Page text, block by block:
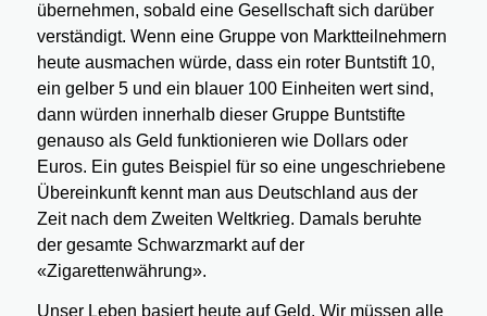
übernehmen, sobald eine Gesellschaft sich darüber
verständigt. Wenn eine Gruppe von Marktteilnehmern
heute ausmachen würde, dass ein roter Buntstift 10,
ein gelber 5 und ein blauer 100 Einheiten wert sind,
dann würden innerhalb dieser Gruppe Buntstifte
genauso als Geld funktionieren wie Dollars oder
Euros. Ein gutes Beispiel für so eine ungeschriebene
Übereinkunft kennt man aus Deutschland aus der
Zeit nach dem Zweiten Weltkrieg. Damals beruhte
der gesamte Schwarzmarkt auf der
«Zigarettenwährung».
Unser Leben basiert heute auf Geld. Wir müssen alle